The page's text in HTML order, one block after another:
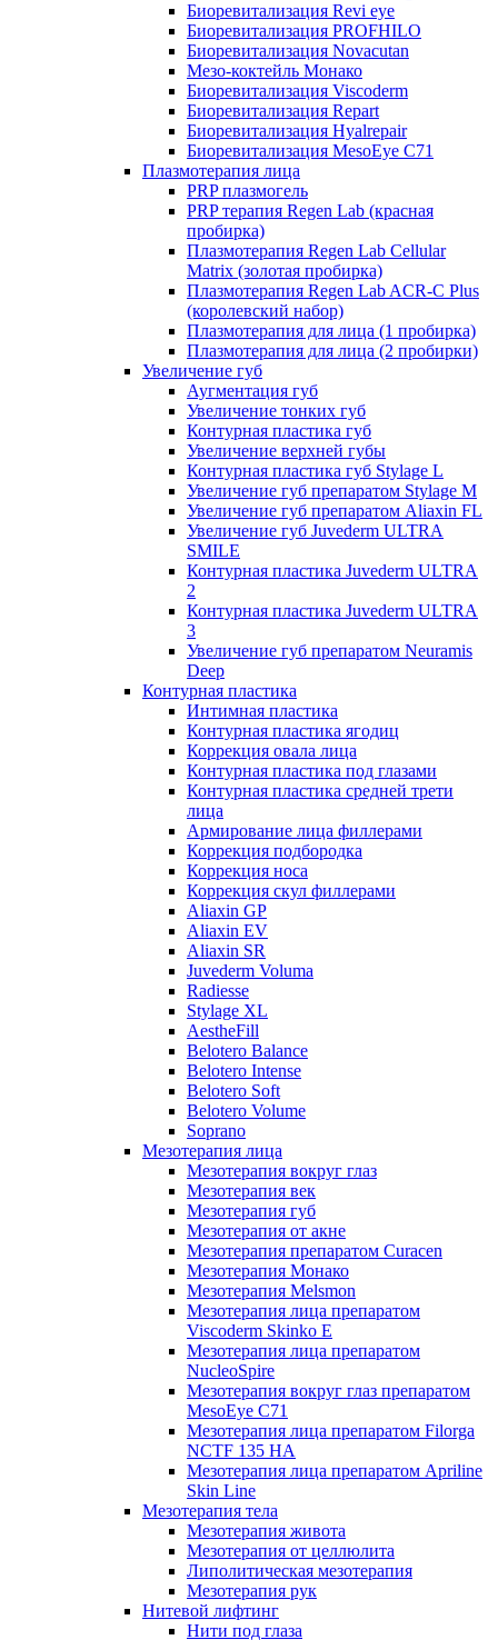
Биоревитализация Revi eye
Биоревитализация PROFHILO
Биоревитализация Novacutan
Мезо-коктейль Монако
Биоревитализация Viscoderm
Биоревитализация Repart
Биоревитализация Hyalrepair
Биоревитализация MesoEye C71
Плазмотерапия лица
PRP плазмогель
PRP терапия Regen Lab (красная
пробирка)
Плазмотерапия Regen Lab Cellular
Matrix (золотая пробирка)
Плазмотерапия Regen Lab ACR-C Plus
(королевский набор)
Плазмотерапия для лица (1 пробирка)
Плазмотерапия для лица (2 пробирки)
Увеличение губ
Аугментация губ
Увеличение тонких губ
Контурная пластика губ
Увеличение верхней губы
Контурная пластика губ Stylage L
Увеличение губ препаратом Stylage M
Увеличение губ препаратом Aliaxin FL
Увеличение губ Juvederm ULTRA
SMILE
Контурная пластика Juvederm ULTRA
2
Контурная пластика Juvederm ULTRA
3
Увеличение губ препаратом Neuramis
Deep
Контурная пластика
Интимная пластика
Контурная пластика ягодиц
Коррекция овала лица
Контурная пластика под глазами
Контурная пластика средней трети
лица
Армирование лица филлерами
Коррекция подбородка
Коррекция носа
Коррекция скул филлерами
Aliaxin GP
Aliaxin EV
Aliaxin SR
Juvederm Voluma
Radiesse
Stylage XL
AestheFill
Belotero Balance
Belotero Intense
Belotero Soft
Belotero Volume
Soprano
Мезотерапия лица
Мезотерапия вокруг глаз
Мезотерапия век
Мезотерапия губ
Мезотерапия от акне
Мезотерапия препаратом Curacen
Мезотерапия Монако
Мезотерапия Melsmon
Мезотерапия лица препаратом
Viscoderm Skinko E
Мезотерапия лица препаратом
NucleoSpire
Мезотерапия вокруг глаз препаратом
MesoEye С71
Мезотерапия лица препаратом Filorga
NCTF 135 HA
Мезотерапия лица препаратом Apriline
Skin Line
Мезотерапия тела
Мезотерапия живота
Мезотерапия от целлюлита
Липолитическая мезотерапия
Мезотерапия рук
Нитевой лифтинг
Нити под глаза